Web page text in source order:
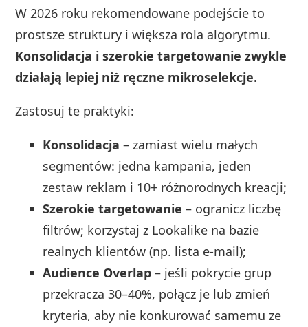
W 2026 roku rekomendowane podejście to
prostsze struktury i większa rola algorytmu.
Konsolidacja i szerokie targetowanie zwykle
działają lepiej niż ręczne mikroselekcje.
Zastosuj te praktyki:
Konsolidacja – zamiast wielu małych
segmentów: jedna kampania, jeden
zestaw reklam i 10+ różnorodnych kreacji;
Szerokie targetowanie – ogranicz liczbę
filtrów; korzystaj z Lookalike na bazie
realnych klientów (np. lista e‑mail);
Audience Overlap – jeśli pokrycie grup
przekracza 30–40%, połącz je lub zmień
kryteria, aby nie konkurować samemu ze